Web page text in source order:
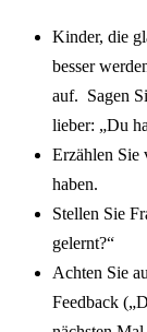
Kinder, die
besser
auf. Sagen
lieber: „Du
Erzählen Sie
haben.
Stellen Sie
gelernt?“
Achten Sie
Feedback